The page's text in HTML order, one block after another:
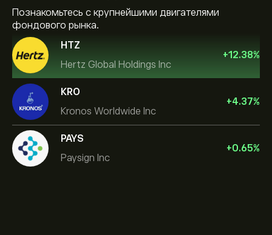
Познакомьтесь с крупнейшими двигателями
фондового рынка.
HTZ
Hertz Global Holdings Inc
+12.38%
KRO
Kronos Worldwide Inc
+4.37%
PAYS
Paysign Inc
+0.65%